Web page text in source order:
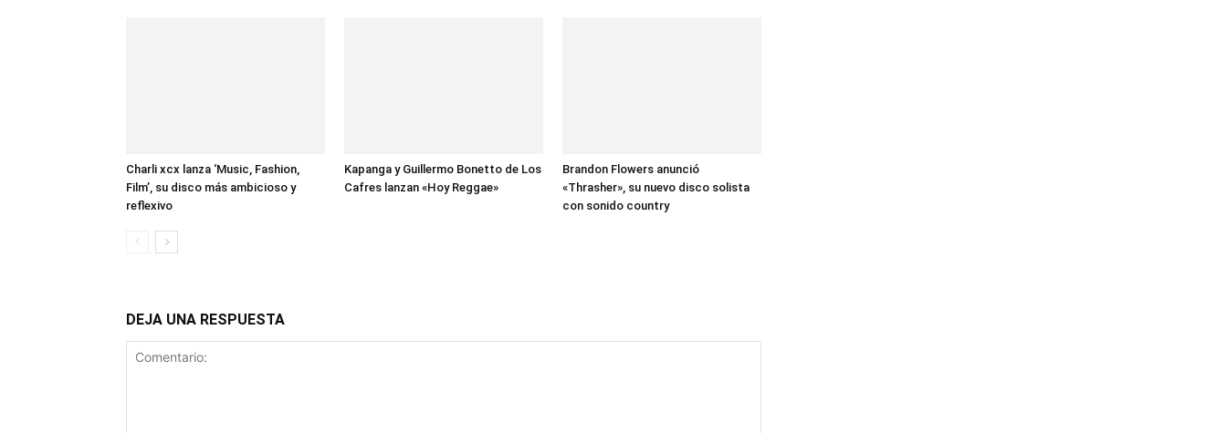
Charli xcx lanza ‘Music, Fashion,
Film’, su disco más ambicioso y
reflexivo
Kapanga y Guillermo Bonetto de Los
Cafres lanzan «Hoy Reggae»
Brandon Flowers anunció
«Thrasher», su nuevo disco solista
con sonido country
DEJA UNA RESPUESTA